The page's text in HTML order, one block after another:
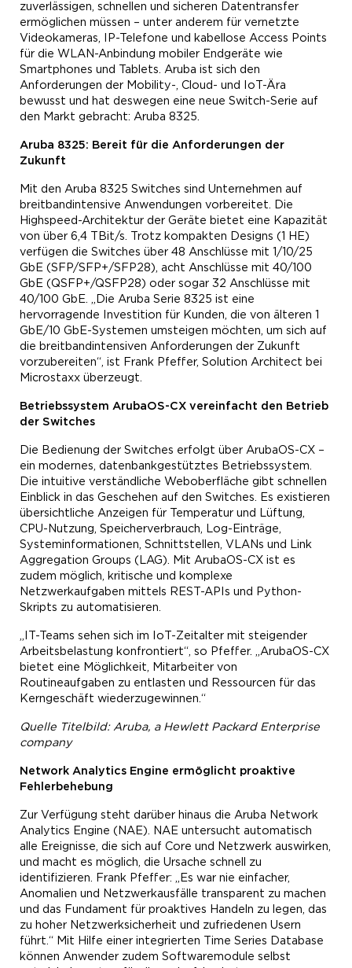
zuverlässigen, schnellen und sicheren Datentransfer
ermöglichen müssen – unter anderem für vernetzte
Videokameras, IP-Telefone und kabellose Access Points
für die WLAN-Anbindung mobiler Endgeräte wie
Smartphones und Tablets. Aruba ist sich den
Anforderungen der Mobility-, Cloud- und IoT-Ära
bewusst und hat deswegen eine neue Switch-Serie auf
den Markt gebracht: Aruba 8325.
Aruba 8325: Bereit für die Anforderungen der
Zukunft
Mit den Aruba 8325 Switches sind Unternehmen auf
breitbandintensive Anwendungen vorbereitet. Die
Highspeed-Architektur der Geräte bietet eine Kapazität
von über 6,4 TBit/s. Trotz kompakten Designs (1 HE)
verfügen die Switches über 48 Anschlüsse mit 1/10/25
GbE (SFP/SFP+/SFP28), acht Anschlüsse mit 40/100
GbE (QSFP+/QSFP28) oder sogar 32 Anschlüsse mit
40/100 GbE. „Die Aruba Serie 8325 ist eine
hervorragende Investition für Kunden, die von älteren 1
GbE/10 GbE-Systemen umsteigen möchten, um sich auf
die breitbandintensiven Anforderungen der Zukunft
vorzubereiten“, ist Frank Pfeffer, Solution Architect bei
Microstaxx überzeugt.
Betriebssystem ArubaOS-CX vereinfacht den Betrieb
der Switches
Die Bedienung der Switches erfolgt über ArubaOS-CX –
ein modernes, datenbankgestütztes Betriebssystem.
Die intuitive verständliche Weboberfläche gibt schnellen
Einblick in das Geschehen auf den Switches. Es existieren
übersichtliche Anzeigen für Temperatur und Lüftung,
CPU-Nutzung, Speicherverbrauch, Log-Einträge,
Systeminformationen, Schnittstellen, VLANs und Link
Aggregation Groups (LAG). Mit ArubaOS-CX ist es
zudem möglich, kritische und komplexe
Netzwerkaufgaben mittels REST-APIs und Python-
Skripts zu automatisieren.
„IT-Teams sehen sich im IoT-Zeitalter mit steigender
Arbeitsbelastung konfrontiert“, so Pfeffer. „ArubaOS-CX
bietet eine Möglichkeit, Mitarbeiter von
Routineaufgaben zu entlasten und Ressourcen für das
Kerngeschäft wiederzugewinnen.“
Quelle Titelbild: Aruba, a Hewlett Packard Enterprise
company
Network Analytics Engine ermöglicht proaktive
Fehlerbehebung
Zur Verfügung steht darüber hinaus die Aruba Network
Analytics Engine (NAE). NAE untersucht automatisch
alle Ereignisse, die sich auf Core und Netzwerk auswirken,
und macht es möglich, die Ursache schnell zu
identifizieren. Frank Pfeffer: „Es war nie einfacher,
Anomalien und Netzwerkausfälle transparent zu machen
und das Fundament für proaktives Handeln zu legen, das
zu hoher Netzwerksicherheit und zufriedenen Usern
führt.“ Mit Hilfe einer integrierten Time Series Database
können Anwender zudem Softwaremodule selbst